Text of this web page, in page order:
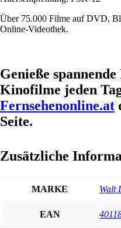
Über 75.000 Filme auf DVD,
Online-Videothek.
Genieße
Kinofilme jeden
Fernsehenonline.at
Seite.
Zusätzliche
MARKE Walt
EAN